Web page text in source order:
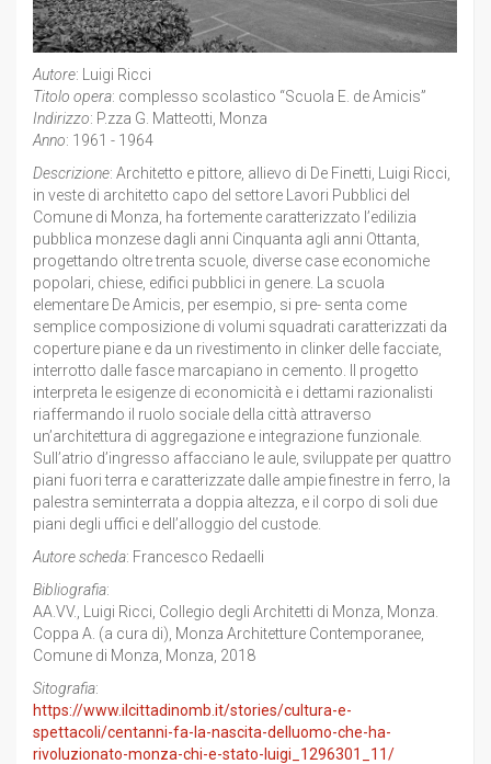
Autore: Luigi Ricci
Titolo opera: complesso scolastico “Scuola E. de Amicis”
Indirizzo: P.zza G. Matteotti, Monza
Anno: 1961 - 1964
Descrizione: Architetto e pittore, allievo di De Finetti, Luigi Ricci,
in veste di architetto capo del settore Lavori Pubblici del
Comune di Monza, ha fortemente caratterizzato l’edilizia
pubblica monzese dagli anni Cinquanta agli anni Ottanta,
progettando oltre trenta scuole, diverse case economiche
popolari, chiese, edifici pubblici in genere. La scuola
elementare De Amicis, per esempio, si pre- senta come
semplice composizione di volumi squadrati caratterizzati da
coperture piane e da un rivestimento in clinker delle facciate,
interrotto dalle fasce marcapiano in cemento. Il progetto
interpreta le esigenze di economicità e i dettami razionalisti
riaffermando il ruolo sociale della città attraverso
un’architettura di aggregazione e integrazione funzionale.
Sull’atrio d’ingresso affacciano le aule, sviluppate per quattro
piani fuori terra e caratterizzate dalle ampie finestre in ferro, la
palestra seminterrata a doppia altezza, e il corpo di soli due
piani degli uffici e dell’alloggio del custode.
Autore scheda: Francesco Redaelli
Bibliografia:
AA.VV., Luigi Ricci, Collegio degli Architetti di Monza, Monza.
Coppa A. (a cura di), Monza Architetture Contemporanee,
Comune di Monza, Monza, 2018
Sitografia:
https://www.ilcittadinomb.it/stories/cultura-e-
spettacoli/centanni-fa-la-nascita-delluomo-che-ha-
rivoluzionato-monza-chi-e-stato-luigi_1296301_11/